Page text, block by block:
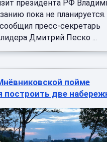
президента РФ
пока не
пресс-секретарь
Дмитрий Песко ...
пойме
построить две